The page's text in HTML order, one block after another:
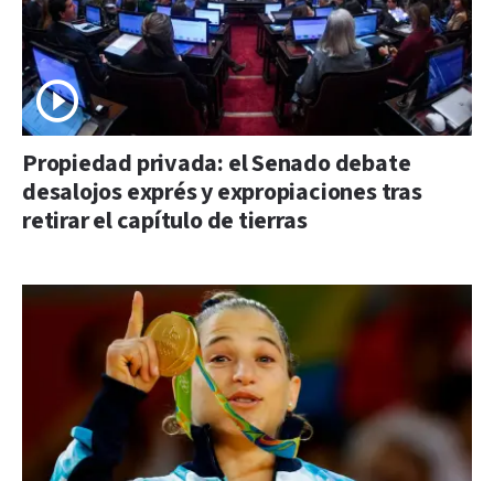
Propiedad privada: el Senado debate
desalojos exprés y expropiaciones tras
retirar el capítulo de tierras